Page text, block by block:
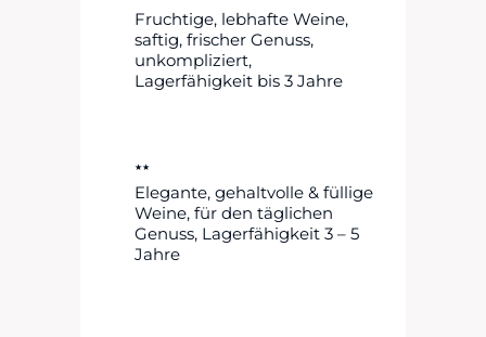
Fruchtige, lebhafte Weine,
saftig, frischer Genuss,
unkompliziert,
Lagerfähigkeit bis 3 Jahre
★★
Elegante, gehaltvolle & füllige
Weine, für den täglichen
Genuss, Lagerfähigkeit 3 – 5
Jahre